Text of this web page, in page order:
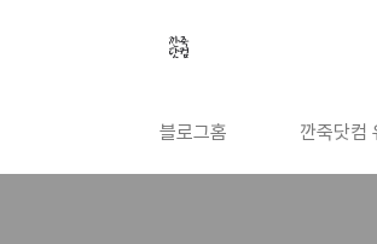
블로그홈 깐죽닷컴